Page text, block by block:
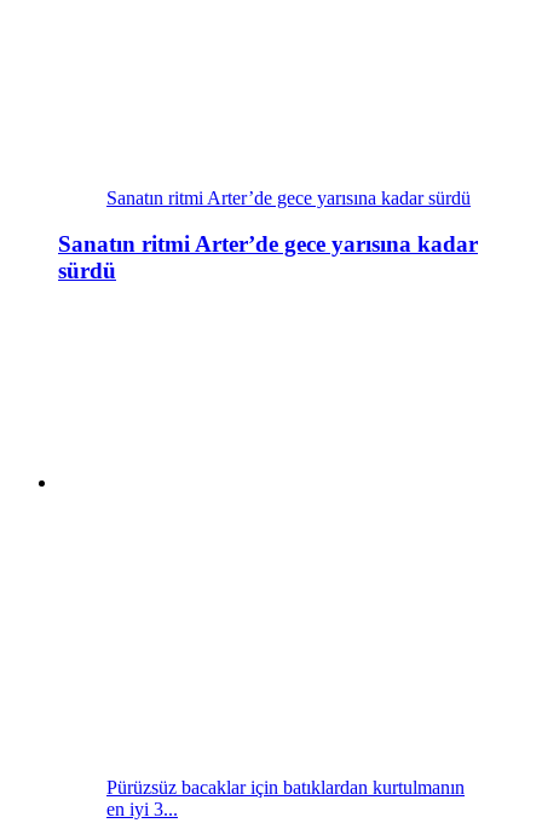
Sanatın ritmi Arter’de gece yarısına kadar sürdü
Sanatın ritmi Arter’de gece yarısına kadar
sürdü
Pürüzsüz bacaklar için batıklardan kurtulmanın
en iyi 3...